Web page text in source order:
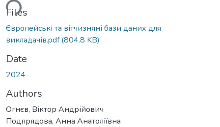
Files
Європейські та вітчизняні бази даних для
викладачів.pdf(804.8 KB)
Date
2024
Authors
Огнєв, Віктор Андрійович
Подпрядова, Анна Анатоліївна